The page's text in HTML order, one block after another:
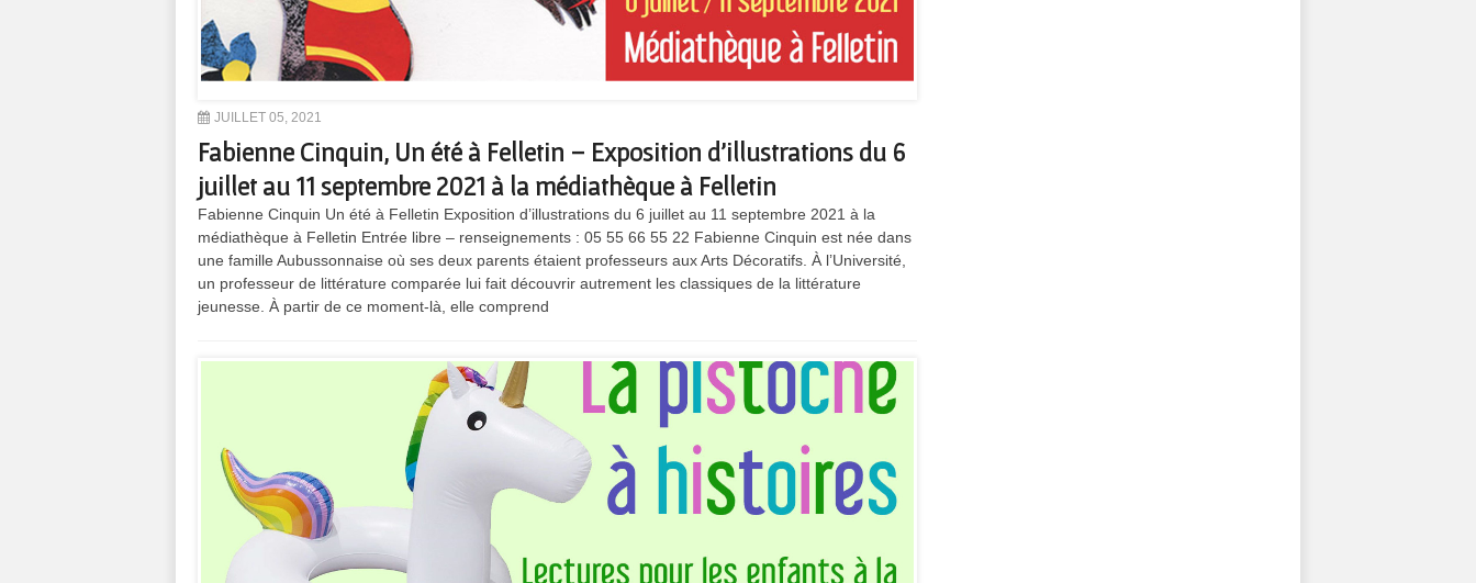
JUILLET 05, 2021
Fabienne Cinquin, Un été à Felletin – Exposition d’illustrations du 6
juillet au 11 septembre 2021 à la médiathèque à Felletin
Fabienne Cinquin Un été à Felletin Exposition d’illustrations du 6 juillet au 11 septembre 2021 à la
médiathèque à Felletin Entrée libre – renseignements : 05 55 66 55 22 Fabienne Cinquin est née dans
une famille Aubussonnaise où ses deux parents étaient professeurs aux Arts Décoratifs. À l’Université,
un professeur de littérature comparée lui fait découvrir autrement les classiques de la littérature
jeunesse. À partir de ce moment-là, elle comprend